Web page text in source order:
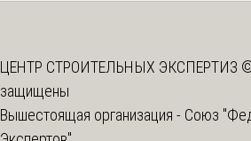
ЦЕНТР СТРОИТЕЛЬНЫХ ЭКСПЕРТИЗ ©
защищены
Вышестоящая организация - Союз